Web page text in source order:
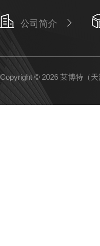
公司简介
Copyright © 2026 莱博特（